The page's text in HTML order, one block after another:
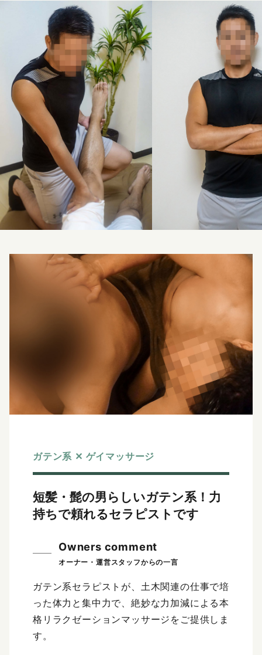
感染症防止対策について
料金改定のお知らせ
ガテン系 ✕ ゲイマッサージ
短髪・髭の男らしいガテン系！ 力
持ちで頼れるセラピストです
Owners comment
ガテン系セラピストが、土木関連の仕事で培
った体力と集中力で、絶妙な力加減による本
格リラクゼーションマッサージをご提供しま
す。